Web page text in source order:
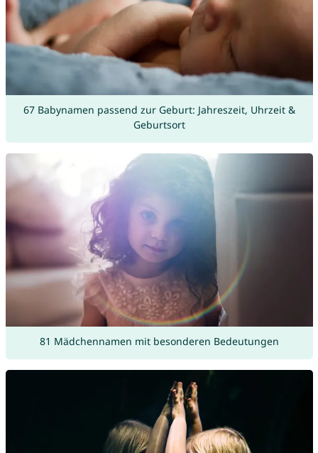
67 Babynamen passend zur Geburt: Jahreszeit, Uhrzeit &
Geburtsort
81 Mädchennamen mit besonderen Bedeutungen